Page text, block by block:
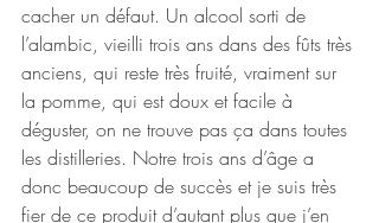
cacher un défaut. Un alcool sorti de
l’alambic, vieilli trois ans dans des fûts très
anciens, qui reste très fruité, vraiment sur
la pomme, qui est doux et facile à
déguster, on ne trouve pas ça dans toutes
les distilleries. Notre trois ans d’âge a
donc beaucoup de succès et je suis très
fier de ce produit d’autant plus que j’en